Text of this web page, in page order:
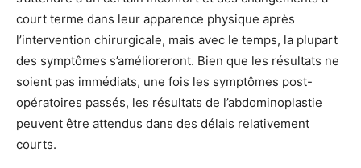
court terme dans leur apparence physique après
l’intervention chirurgicale, mais avec le temps, la plupart
des symptômes s’amélioreront. Bien que les résultats ne
soient pas immédiats, une fois les symptômes post-
opératoires passés, les résultats de l’abdominoplastie
peuvent être attendus dans des délais relativement
courts.